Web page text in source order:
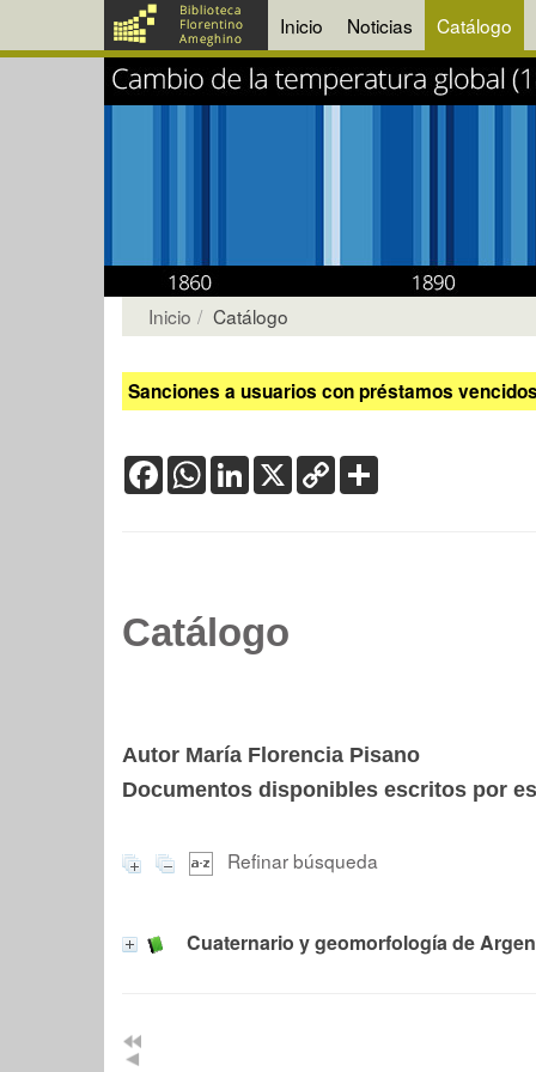
Inicio Noticias Catálogo
Inicio Catálogo
Sanciones a usuarios con préstamos
FacebookWhatsApp
LinkedIn
X Copy
Link
Catálogo
Autor María Florencia Pisano
Documentos disponibles escritos por
Refinar búsqueda
Cuaternario y geomorfología de